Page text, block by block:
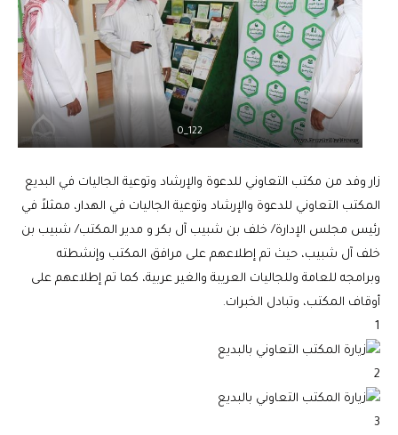
122_0
زار وفد من مكتب التعاوني للدعوة والإرشاد وتوعية الجاليات في البديع
المكتب التعاوني للدعوة والإرشاد وتوعية الجاليات في الهدار، ممثلاً في
رئيس مجلس الإدارة/ خلف بن شبيب آل بكر و مدير المكتب/ شبيب بن
خلف آل شبيب، حيث تم إطلاعهم على مرافق المكتب وإنشطته
وبرامجه للعامة وللجاليات العريبة والغير عربية، كما تم إطلاعهم على
أوقاف المكتب، وتبادل الخبرات.
1
2
3